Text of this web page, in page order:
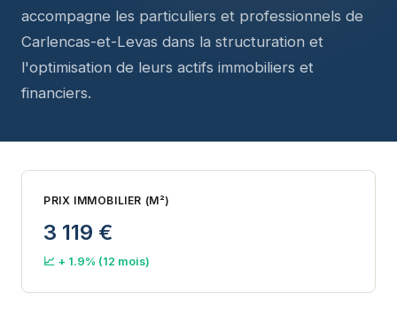
accompagne les particuliers et professionnels de
Carlencas-et-Levas dans la structuration et
l'optimisation de leurs actifs immobiliers et
financiers.
PRIX IMMOBILIER (M²)
3 119 €
📈 + 1.9% (12 mois)